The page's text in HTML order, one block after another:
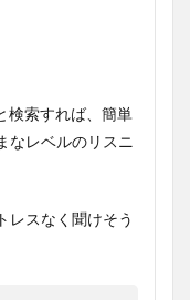
検索すれば、簡単
なレベルのリスニ
レスなく聞けそう